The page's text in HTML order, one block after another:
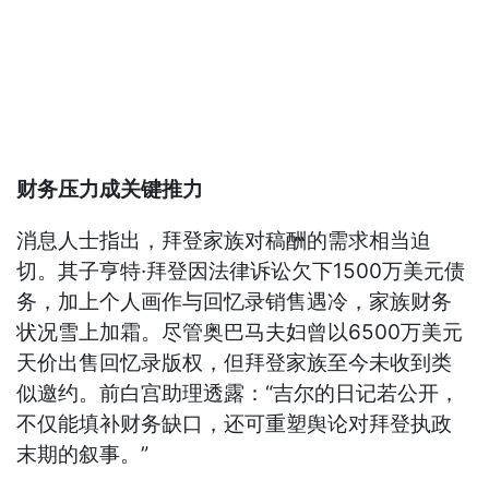
财务压力成关键推力
消息人士指出，拜登家族对稿酬的需求相当迫
切。其子亨特·拜登因法律诉讼欠下1500万美元债
务，加上个人画作与回忆录销售遇冷，家族财务
状况雪上加霜。尽管奥巴马夫妇曾以6500万美元
天价出售回忆录版权，但拜登家族至今未收到类
似邀约。前白宫助理透露：“吉尔的日记若公开，
不仅能填补财务缺口，还可重塑舆论对拜登执政
末期的叙事。”